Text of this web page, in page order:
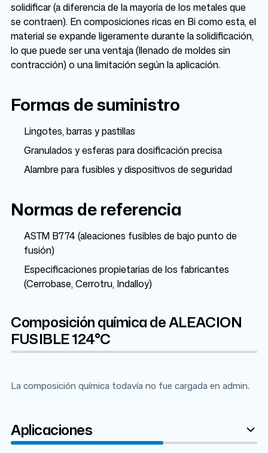
solidificar (a diferencia de la mayoría de los metales que
se contraen). En composiciones ricas en Bi como esta, el
material se expande ligeramente durante la solidificación,
lo que puede ser una ventaja (llenado de moldes sin
contracción) o una limitación según la aplicación.
Formas de suministro
Lingotes, barras y pastillas
Granulados y esferas para dosificación precisa
Alambre para fusibles y dispositivos de seguridad
Normas de referencia
ASTM B774 (aleaciones fusibles de bajo punto de
fusión)
Especificaciones propietarias de los fabricantes
(Cerrobase, Cerrotru, Indalloy)
Composición química de ALEACION
FUSIBLE 124°C
La composición química todavía no fue cargada en admin.
Aplicaciones